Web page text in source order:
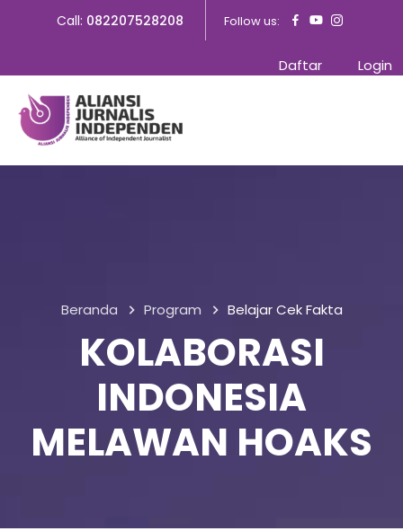
Call: 082207528208 Follow us:
Daftar Login
Beranda Program Belajar Cek Fakta
KOLABORASI
INDONESIA
MELAWAN HOAKS